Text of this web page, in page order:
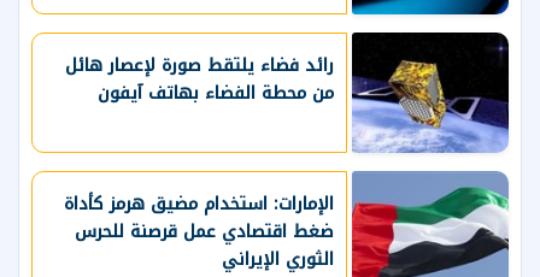
رائد فضاء يلتقط صورة لإعصار هائل
من محطة الفضاء بهاتف آيفون
الإمارات: استخدام مضيق هرمز كأداة
ضغط اقتصادي عمل قرصنة للحرس
الثوري الإيراني